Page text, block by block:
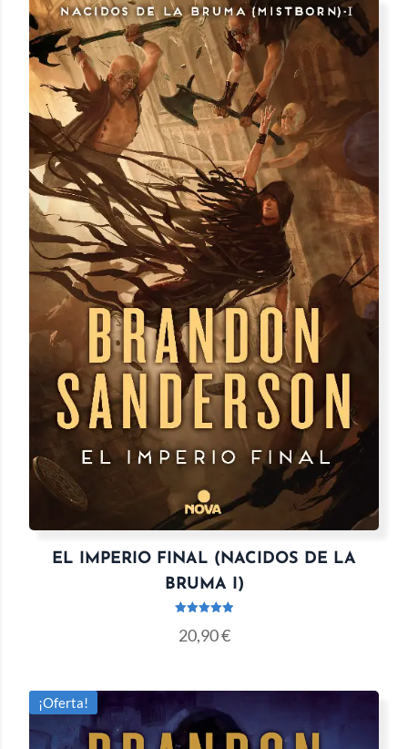
EL IMPERIO FINAL (NACIDOS DE LA
BRUMA I)
con
5.00
20,90€
¡Oferta!